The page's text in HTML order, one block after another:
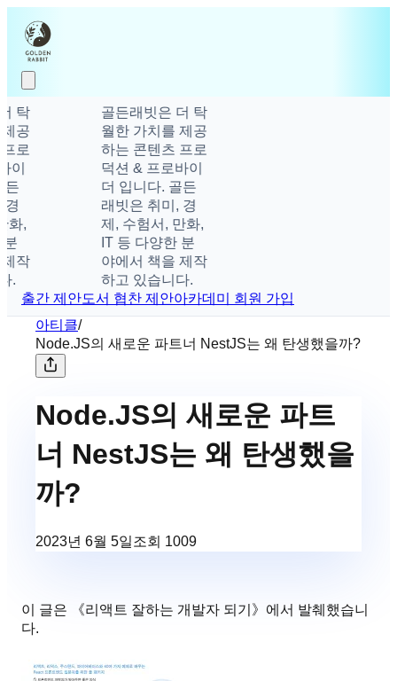
,
골든래빗은 더 탁
월한 가치를 제공
하는 콘텐츠 프로
덕션 & 프로바이
더 입니다. 골든
래빗은 취미, 경
제, 수험서, 만화,
IT 등 다양한 분
야에서 책을 제작
하고 있습니다.
출간 제안도서 협찬 제안아카데미 회원 가입
아티클/
Node.JS의 새로운 파트너 NestJS는 왜 탄생했을까?
Node.JS의 새로운 파트
너 NestJS는 왜 탄생했을
까?
2023년 6월 5일조회 1009
이 글은 《리액트 잘하는 개발자 되기 》에서 발췌했습니
다.